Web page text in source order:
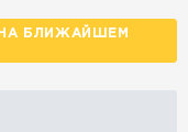
БЛИЖАЙШЕМ